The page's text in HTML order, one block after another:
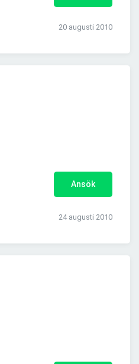
20 augusti 2010
Ansök
24 augusti 2010